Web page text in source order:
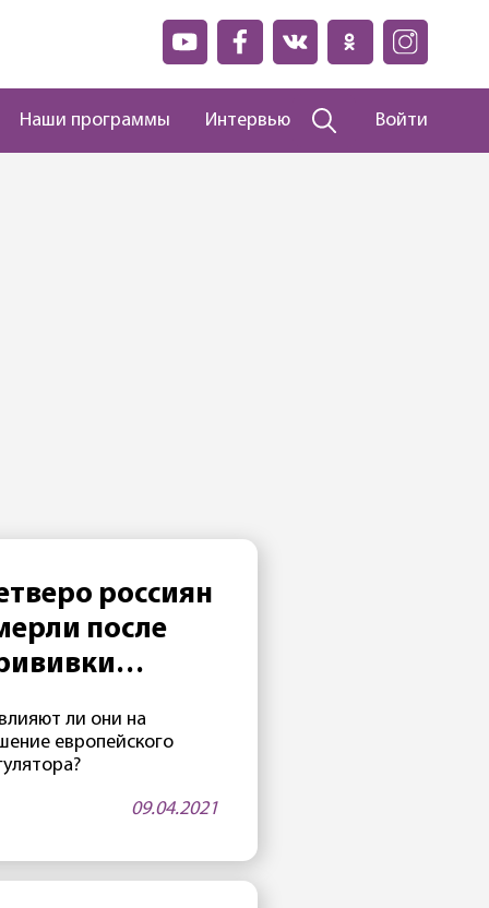
Наши программы Интервью Войти
россиян
после
ли они на
европейского
09.04.2021